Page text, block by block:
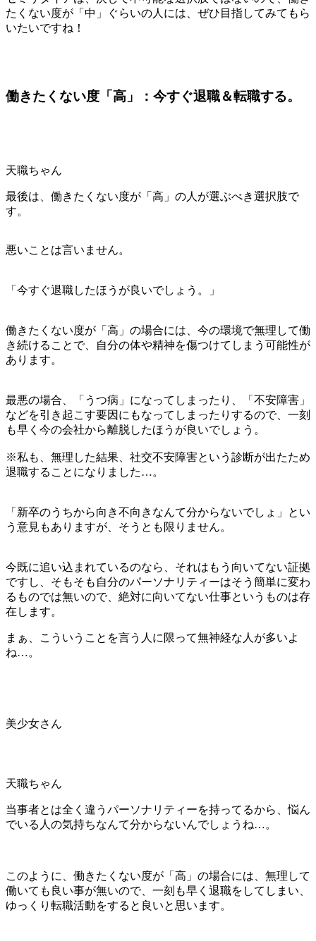
たくない度が「中」ぐらいの人には、ぜひ目指してみてもら
いたいですね！
働きたくない度「高」：今すぐ退職＆転職する。
天職ちゃん
最後は、働きたくない度が「高」の人が選ぶべき選択肢で
す。
悪いことは言いません。
「今すぐ退職したほうが良いでしょう。」
働きたくない度が「高」の場合には、今の環境で無理して働
き続けることで、自分の体や精神を傷つけてしまう可能性が
あります。
最悪の場合、「うつ病」になってしまったり、「不安障害」
などを引き起こす要因にもなってしまったりするので、一刻
も早く今の会社から離脱したほうが良いでしょう。
※私も、無理した結果、社交不安障害という診断が出たため
退職することになりました…。
「新卒のうちから向き不向きなんて分からないでしょ」とい
う意見もありますが、そうとも限りません。
今既に追い込まれているのなら、それはもう向いてない証拠
ですし、そもそも自分のパーソナリティーはそう簡単に変わ
るものでは無いので、絶対に向いてない仕事というものは存
在します。
まぁ、こういうことを言う人に限って無神経な人が多いよ
ね…。
美少女さん
天職ちゃん
当事者とは全く違うパーソナリティーを持ってるから、悩ん
でいる人の気持ちなんて分からないんでしょうね…。
このように、働きたくない度が「高」の場合には、無理して
働いても良い事が無いので、一刻も早く退職をしてしまい、
ゆっくり転職活動をすると良いと思います。